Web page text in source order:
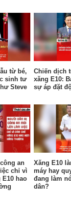
từ bé,
sinh tư
Steve
Chiến dịch
xăng E10:
sự áp đặt
an
chỉ vì
E10 hao
Xăng E10
máy hay
đang làm
dân?